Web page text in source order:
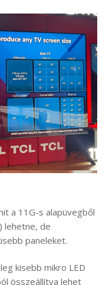
a 11G-s alapüvegből
lehetne, de
paneleket.
kisebb mikro LED
összeállítva lehet